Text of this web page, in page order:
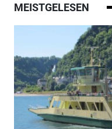
MEISTGELESEN